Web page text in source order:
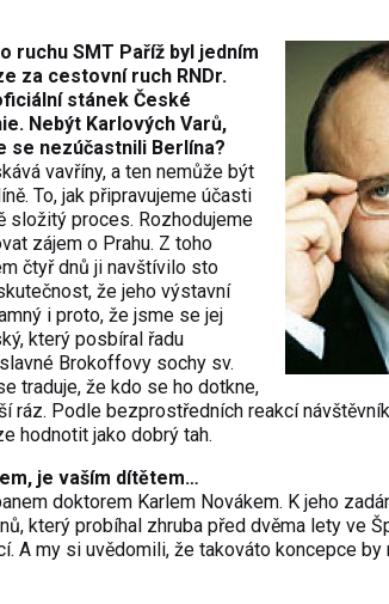
ruchu SMT Paříž byl jedním
za cestovní ruch RNDr.
stánek České
Nebýt Karlových Varů,
se nezúčastnili Berlína?
vavříny, a ten nemůže být
To, jak připravujeme účasti
složitý proces. Rozhodujeme
zájem o Prahu. Z toho
čtyř dnů ji navštívilo sto
že jeho výstavní
i proto, že jsme se jej
který posbíral řadu
Brokoffovy sochy sv.
traduje, že kdo se ho dotkne,
ráz. Podle bezprostředních reakcí
hodnotit jako dobrý tah.
je vaším dítětem…
doktorem Karlem Novákem. K jeho
který probíhal zhruba před dvěma lety ve
A my si uvědomili, že takováto koncepce by